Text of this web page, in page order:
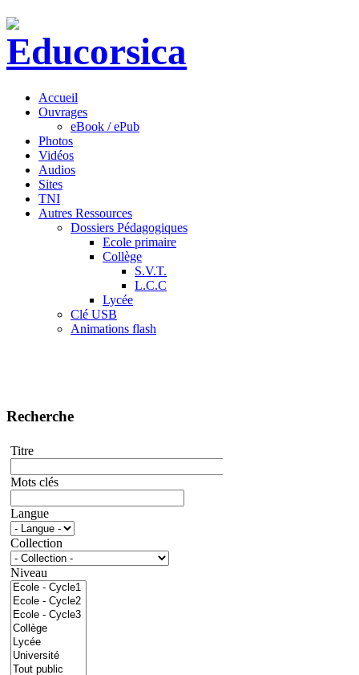
Accueil
Ouvrages
eBook / ePub
Photos
Vidéos
Audios
Sites
TNI
Autres Ressources
Dossiers Pédagogiques
Ecole primaire
Collège
S.V.T.
L.C.C
Lycée
Clé USB
Animations flash
Recherche
Titre
Mots clés
Langue
Collection
Niveau